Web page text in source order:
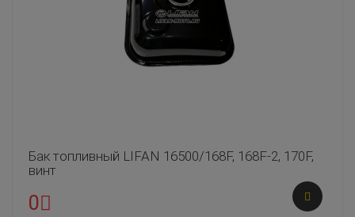
Бак топливный LIFAN 16500/168F, 168F-2, 170F,
винт
0